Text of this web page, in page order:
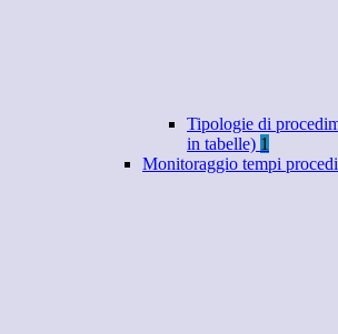
Tipologie di
in tabelle) 1
Monitoraggio tempi